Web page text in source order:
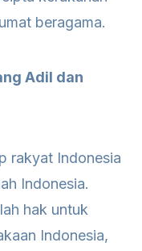
beragama.
Adil dan
rakyat Indonesia
Indonesia.
hak untuk
Indonesia,